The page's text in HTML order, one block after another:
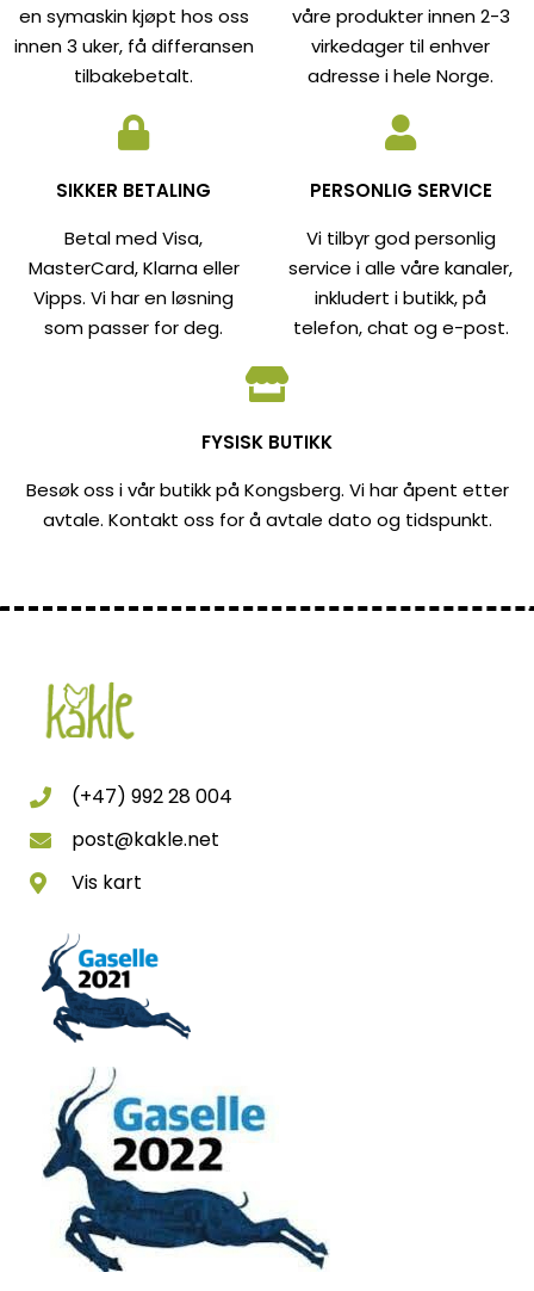
en symaskin kjøpt hos oss
innen 3 uker, få differansen
tilbakebetalt.
våre produkter innen 2-3
virkedager til enhver
adresse i hele Norge.
SIKKER BETALING
Betal med Visa,
MasterCard, Klarna eller
Vipps. Vi har en løsning
som passer for deg.
PERSONLIG SERVICE
Vi tilbyr god personlig
service i alle våre kanaler,
inkludert i butikk, på
telefon, chat og e-post.
FYSISK BUTIKK
Besøk oss i vår butikk på Kongsberg. Vi har åpent etter
avtale. Kontakt oss for å avtale dato og tidspunkt.
(+47) 992 28 004
post@kakle.net
Vis kart